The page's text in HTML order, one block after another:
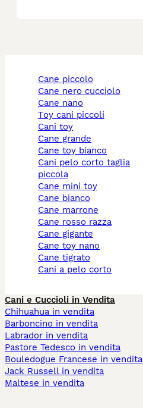
cane piccolo
cane nero cucciolo
cane nano
toy cani piccoli
cani toy
cane grande
cane toy bianco
cani pelo corto taglia
piccola
cane mini toy
cane bianco
cane marrone
cane rosso razza
cane gigante
cane toy nano
cane tigrato
cani a pelo corto
Cani e Cuccioli in Vendita
Chihuahua in vendita
Barboncino in vendita
Labrador in vendita
Pastore Tedesco in vendita
Bouledogue Francese in vendita
Jack Russell in vendita
Maltese in vendita